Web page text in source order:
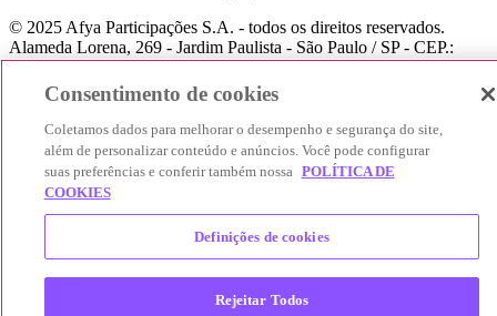
© 2025 Afya Participações S.A. - todos os direitos reservados.
Alameda Lorena, 269 - Jardim Paulista - São Paulo / SP - CEP.:
01424-001 - CNPJ 23.399.329/0002-53.
Consentimento de cookies
Coletamos dados para melhorar o desempenho e segurança do site,
além de personalizar conteúdo e anúncios. Você pode configurar
suas preferências e conferir também nossa POLÍTICA DE
COOKIES
Definições de cookies
Rejeitar Todos